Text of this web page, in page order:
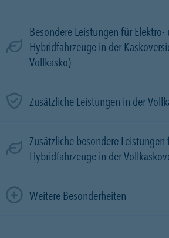
Besondere Leistungen für Elektro-
Hybridfahrzeuge in der
Vollkasko)
Zusätzliche Leistungen in der
Zusätzliche besondere
Hybridfahrzeuge in der
Weitere Besonderheiten